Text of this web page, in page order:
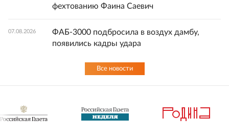
фехтованию Фаина Саевич
07.08.2026
ФАБ-3000 подбросила в воздух дамбу,
появились кадры удара
Все новости